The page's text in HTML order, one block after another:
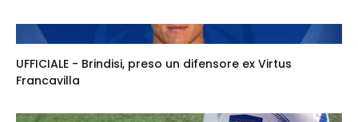
UFFICIALE - Brindisi, preso un difensore ex Virtus
Francavilla